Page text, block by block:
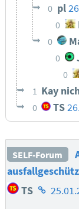
0 pl
0
0
0
0
1 Kay
0 TS
SELF-Forum
TS